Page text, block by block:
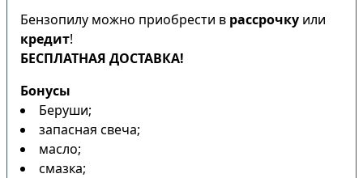
Бензопилу можно приобрести в рассрочку или
кредит!
БЕСПЛАТНАЯ ДОСТАВКА!
Бонусы
Беруши;
запасная свеча;
масло;
смазка;